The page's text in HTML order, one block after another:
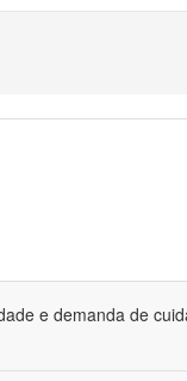
e demanda de